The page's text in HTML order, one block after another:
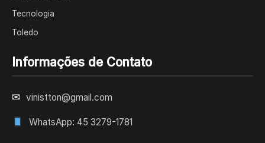
Tecnologia
Toledo
Informações de Contato
✉ vinistton@gmail.com
WhatsApp: 45 3279-1781